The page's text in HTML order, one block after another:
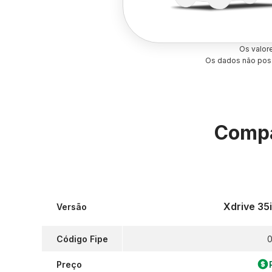
Os
Os dados não
Versão
Código Fipe
Preço
Xdrive